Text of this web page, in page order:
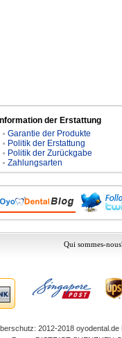
Information der Erstattung
Garantie der Produkte
Politik der Erstattung
Politik der Zurückgabe
Zahlungsarten
Qui sommes-
2012-2018 oyodental.de